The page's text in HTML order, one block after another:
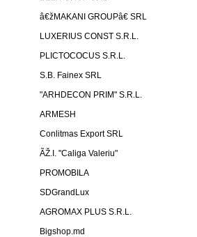
â€žMAKANI GROUPâ€ SRL
LUXERIUS CONST S.R.L.
PLICTOCOCUS S.R.L.
S.B. Fainex SRL
"ARHDECON PRIM" S.R.L.
ARMESH
Conlitmas Export SRL
ÃŽ.I. "Caliga Valeriu"
PROMOBILA
SDGrandLux
AGROMAX PLUS S.R.L.
Bigshop.md